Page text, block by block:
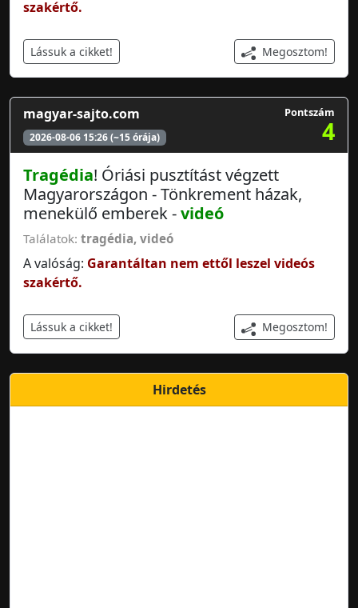
szakértő.
Lássuk a cikket! Megosztom!
magyar-sajto.com
2026-08-06 15:26 (~15 órája)
Pontszám
4
Tragédia! Óriási pusztítást végzett
Magyarországon - Tönkrement házak,
menekülő emberek -videó
Találatok: tragédia, videó
A valóság: Garantáltan nem ettől leszel videós
szakértő.
Lássuk a cikket! Megosztom!
Hirdetés